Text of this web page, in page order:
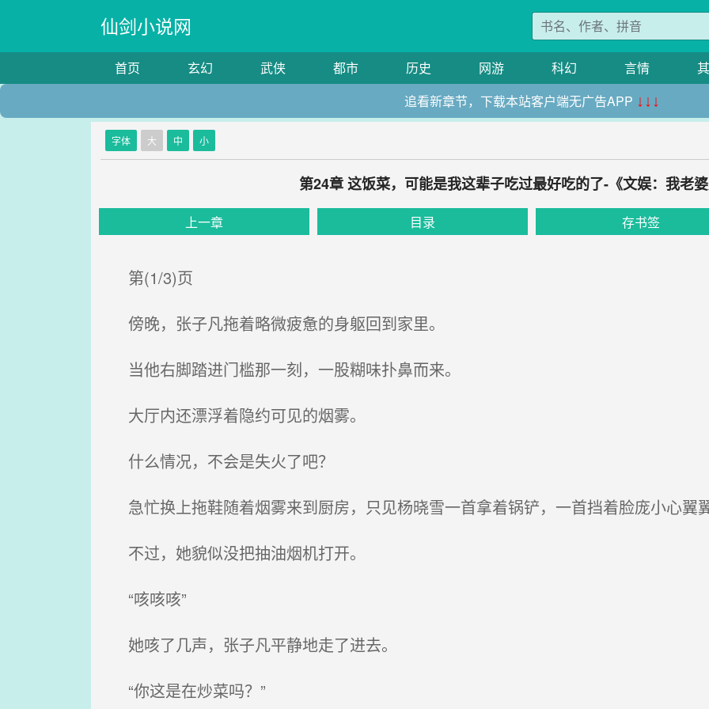
仙剑小说网
首页 玄幻 武侠 都市 历史 网游 科幻 言情
追看新章节，下载本站客户端无广告APP ↓↓↓
字体 大 中 小
第24章 这饭菜，可能是我这辈子吃过最好吃的了-《文娱：我老婆
上一章 目录 存书签
第(1/3)页
傍晚，张子凡拖着略微疲惫的身躯回到家里。
当他右脚踏进门槛那一刻，一股糊味扑鼻而来。
大厅内还漂浮着隐约可见的烟雾。
什么情况，不会是失火了吧？
急忙换上拖鞋随着烟雾来到厨房，只见杨晓雪一首拿着锅铲，一首挡着脸庞小心翼
不过，她貌似没把抽油烟机打开。
“咳咳咳”
她咳了几声，张子凡平静地走了进去。
“你这是在炒菜吗？”